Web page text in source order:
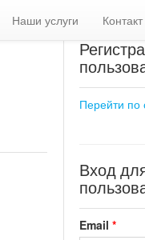
Наши услуги Контакт
Перейти по
Вход
Email *